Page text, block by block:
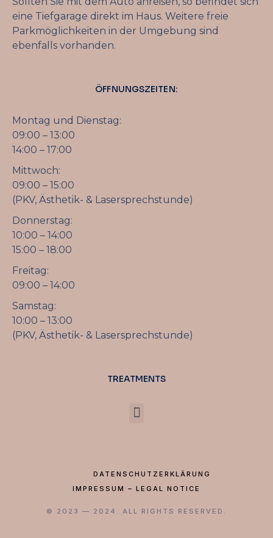
eine Tiefgarage direkt im Haus. Weitere freie
Parkmöglichkeiten in der Umgebung sind
ebenfalls vorhanden.
ÖFFNUNGSZEITEN:
Montag und Dienstag:
09:00 – 13:00
14:00 – 17:00
Mittwoch:
09:00 – 15:00
(PKV, Ästhetik- & Lasersprechstunde)
Donnerstag:
10:00 – 14:00
15:00 – 18:00
Freitag:
09:00 – 14:00
Samstag:
10:00 – 13:00
(PKV, Ästhetik- & Lasersprechstunde)
TREATMENTS
© 2023 — 2024. ALL RIGHTS RESERVED.
DATENSCHUTZERKLÄRUNG
IMPRESSUM – LEGAL NOTICE